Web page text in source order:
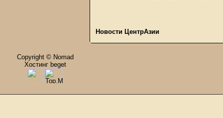
Новости ЦентрАзии
Copyright © Nomad
Хостинг beget